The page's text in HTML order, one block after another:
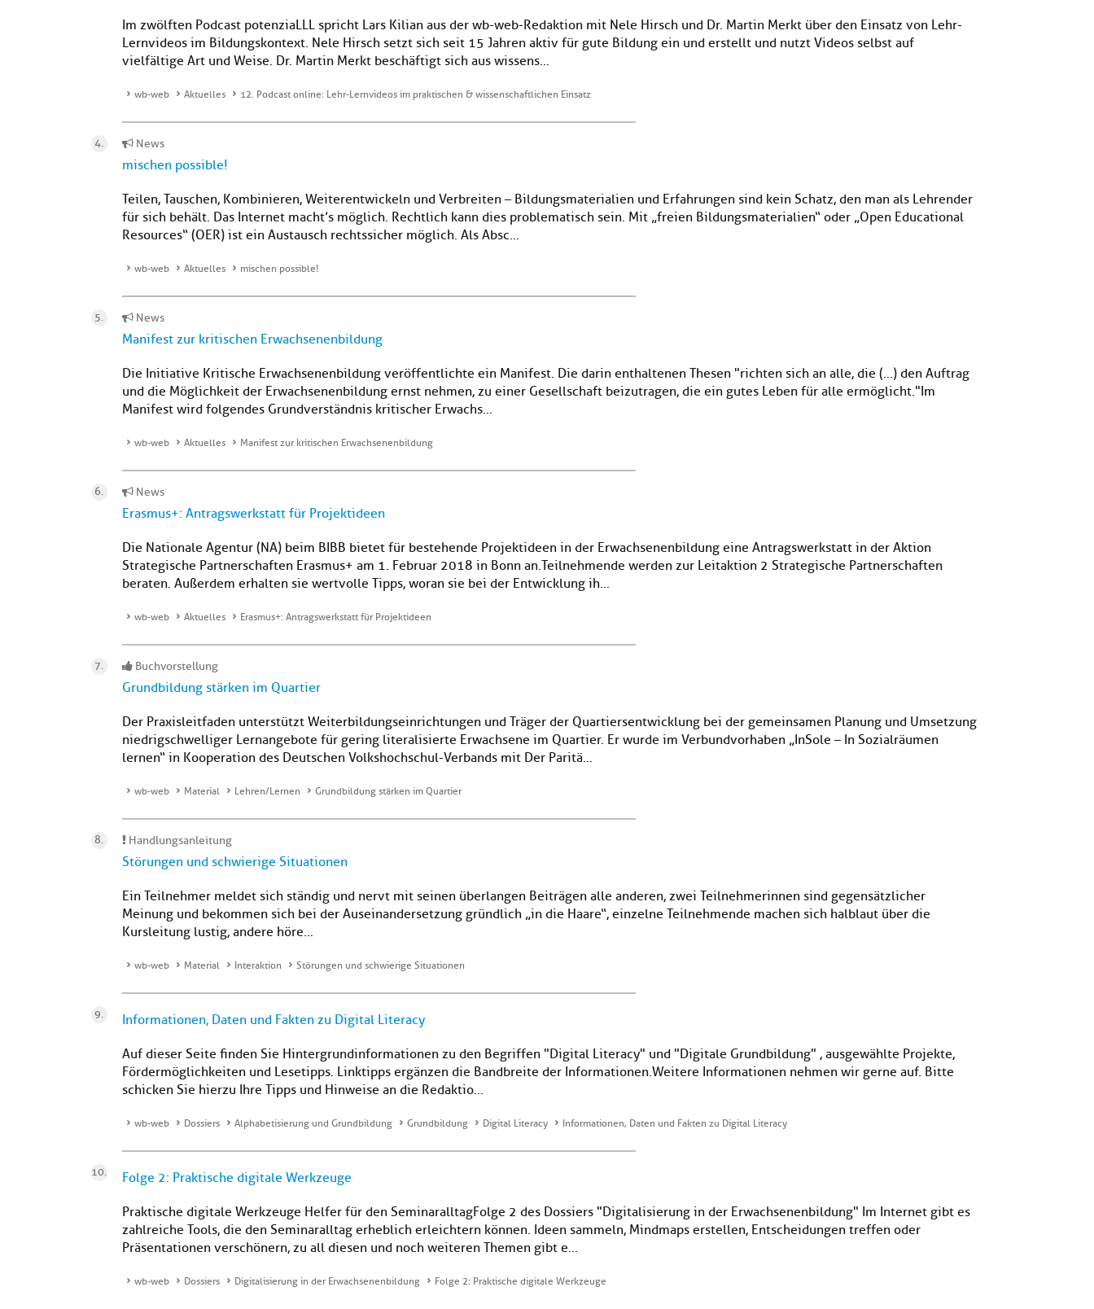
Im zwölften Podcast potenziaLLL spricht Lars Kilian aus der wb-web-Redaktion mit Nele Hirsch und Dr. Martin Merkt über den Einsatz von Lehr-
Lernvideos im Bildungskontext. Nele Hirsch setzt sich seit 15 Jahren aktiv für gute Bildung ein und erstellt und nutzt Videos selbst auf
vielfältige Art und Weise. Dr. Martin Merkt beschäftigt sich aus wissens...
wb-web Aktuelles 12. Podcast online: Lehr-Lernvideos im praktischen & wissenschaftlichen Einsatz
News
mischen possible!
Teilen, Tauschen, Kombinieren, Weiterentwickeln und Verbreiten – Bildungsmaterialien und Erfahrungen sind kein Schatz, den man als Lehrender
für sich behält. Das Internet macht’s möglich. Rechtlich kann dies problematisch sein. Mit „freien Bildungsmaterialien“ oder „Open Educational
Resources“ (OER) ist ein Austausch rechtssicher möglich. Als Absc...
wb-web Aktuelles mischen possible!
News
Manifest zur kritischen Erwachsenenbildung
Die Initiative Kritische Erwachsenenbildung veröffentlichte ein Manifest. Die darin enthaltenen Thesen "richten sich an alle, die (...) den Auftrag
und die Möglichkeit der Erwachsenenbildung ernst nehmen, zu einer Gesellschaft beizutragen, die ein gutes Leben für alle ermöglicht." Im
Manifest wird folgendes Grundverständnis kritischer Erwachs...
wb-web Aktuelles Manifest zur kritischen Erwachsenenbildung
News
Erasmus+: Antragswerkstatt für Projektideen
Die Nationale Agentur (NA) beim BIBB bietet für bestehende Projektideen in der Erwachsenenbildung eine Antragswerkstatt in der Aktion
Strategische Partnerschaften Erasmus+ am 1. Februar 2018 in Bonn an. Teilnehmende werden zur Leitaktion 2 Strategische Partnerschaften
beraten. Außerdem erhalten sie wertvolle Tipps, woran sie bei der Entwicklung ih...
wb-web Aktuelles Erasmus+: Antragswerkstatt für Projektideen
Buchvorstellung
Grundbildung stärken im Quartier
Der Praxisleitfaden unterstützt Weiterbildungseinrichtungen und Träger der Quartiersentwicklung bei der gemeinsamen Planung und Umsetzung
niedrigschwelliger Lernangebote für gering literalisierte Erwachsene im Quartier. Er wurde im Verbundvorhaben „InSole – In Sozialräumen
lernen“ in Kooperation des Deutschen Volkshochschul-Verbands mit Der Paritä...
wb-web Material Lehren/Lernen Grundbildung stärken im Quartier
Handlungsanleitung
Störungen und schwierige Situationen
Ein Teilnehmer meldet sich ständig und nervt mit seinen überlangen Beiträgen alle anderen, zwei Teilnehmerinnen sind gegensätzlicher
Meinung und bekommen sich bei der Auseinandersetzung gründlich „in die Haare“, einzelne Teilnehmende machen sich halblaut über die
Kursleitung lustig, andere höre...
wb-web Material Interaktion Störungen und schwierige Situationen
Informationen, Daten und Fakten zu Digital Literacy
Auf dieser Seite finden Sie Hintergrundinformationen zu den Begriffen "Digital Literacy" und "Digitale Grundbildung" , ausgewählte Projekte,
Fördermöglichkeiten und Lesetipps. Linktipps ergänzen die Bandbreite der Informationen. Weitere Informationen nehmen wir gerne auf. Bitte
schicken Sie hierzu Ihre Tipps und Hinweise an die Redaktio...
wb-web Dossiers Alphabetisierung und Grundbildung Grundbildung Digital Literacy Informationen, Daten und Fakten zu Digital Literacy
Folge 2: Praktische digitale Werkzeuge
Praktische digitale Werkzeuge Helfer für den SeminaralltagFolge 2 des Dossiers "Digitalisierung in der Erwachsenenbildung" Im Internet gibt es
zahlreiche Tools, die den Seminaralltag erheblich erleichtern können. Ideen sammeln, Mindmaps erstellen, Entscheidungen treffen oder
Präsentationen verschönern, zu all diesen und noch weiteren Themen gibt e...
wb-web Dossiers Digitalisierung in der Erwachsenenbildung Folge 2: Praktische digitale Werkzeuge